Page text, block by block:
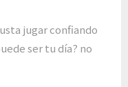
jugar confiando
ser tu día? no